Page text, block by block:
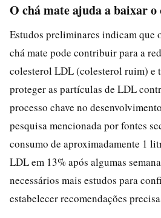
O chá mate ajuda a baixar o
Estudos preliminares indicam que
chá mate pode contribuir para a
colesterol LDL (colesterol ruim) e
proteger as partículas de LDL
processo chave no
pesquisa mencionada por fontes
consumo de aproximadamente 1
LDL em 13% após algumas
necessários mais estudos para
estabelecer recomendações